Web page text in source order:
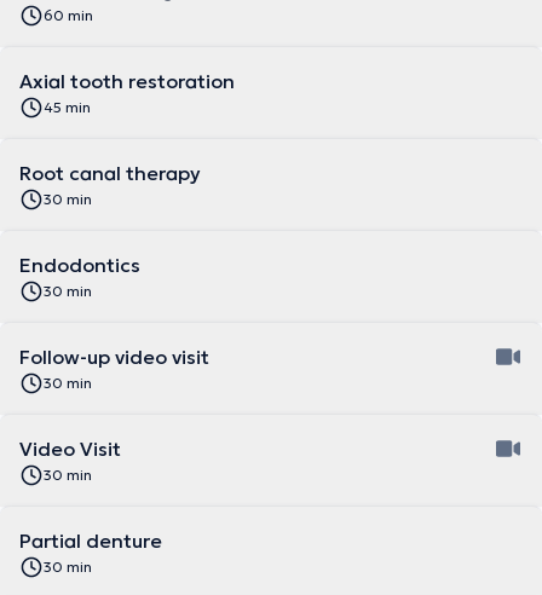
60 min
Axial tooth restoration
45 min
Root canal therapy
30 min
Endodontics
30 min
Follow-up video visit
30 min
Video Visit
30 min
Partial denture
30 min